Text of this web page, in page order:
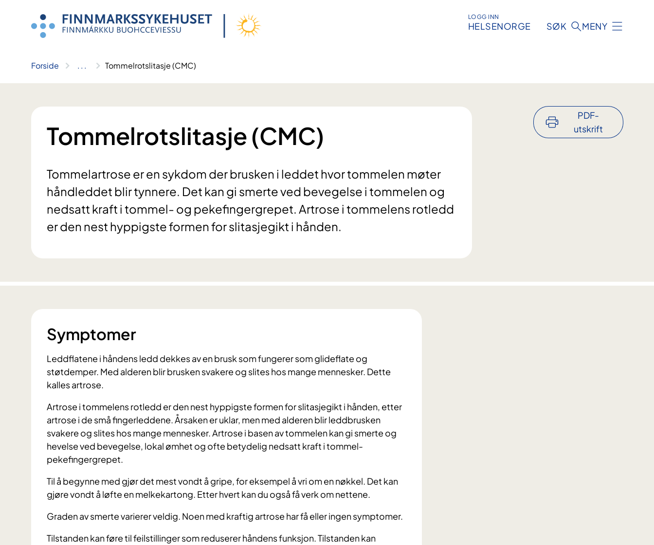
LOGG INN
HELSENORGE SØK MENY
Forside .. . Tommelrotslitasje (CMC)
Tommelrotslitasje (CMC)
Tommelartrose er en sykdom der brusken i leddet hvor tommelen møter
håndleddet blir tynnere. Det kan gi smerte ved bevegelse i tommelen og
nedsatt kraft i tommel- og pekefingergrepet. Artrose i tommelens rotledd
er den nest hyppigste formen for slitasjegikt i hånden.
PDF-
utskrift
Symptomer
Leddflatene i håndens ledd dekkes av en brusk som fungerer som glideflate og
støtdemper. Med alderen blir brusken svakere og slites hos mange mennesker. Dette
kalles artrose.
Artrose i tommelens rotledd er den nest hyppigste formen for slitasjegikt i hånden, etter
artrose i de små fingerleddene. Årsaken er uklar, men med alderen blir leddbrusken
svakere og slites hos mange mennesker. Artrose i basen av tommelen kan gi smerte og
hevelse ved bevegelse, lokal ømhet og ofte betydelig nedsatt kraft i tommel-
pekefingergrepet.
Til å begynne med gjør det mest vondt å gripe, for eksempel å vri om en nøkkel. Det kan
gjøre vondt å løfte en melkekartong. Etter hvert kan du også få verk om nettene.
Graden av smerte varierer veldig. Noen med kraftig artrose har få eller ingen symptomer.
Tilstanden kan føre til feilstillinger som reduserer håndens funksjon. Tilstanden kan